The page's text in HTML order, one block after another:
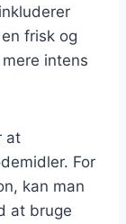
frisk og
intens
at
For
kan man
at bruge